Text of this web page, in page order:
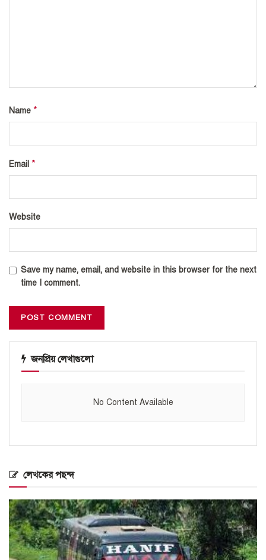
Name *
Email *
Website
Save my name, email, and website in this browser for the next
time I comment.
জনপ্রিয় লেখাগুলো
No Content Available
লেখকের পছন্দ